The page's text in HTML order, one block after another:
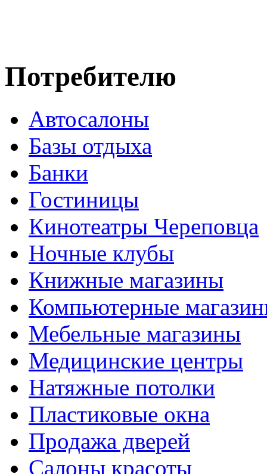
Потребителю
Автосалоны
Базы отдыха
Банки
Гостиницы
Кинотеатры Череповца
Ночные клубы
Книжные магазины
Компьютерные
Мебельные магазины
Медицинские центры
Натяжные потолки
Пластиковые окна
Продажа дверей
Салоны красоты